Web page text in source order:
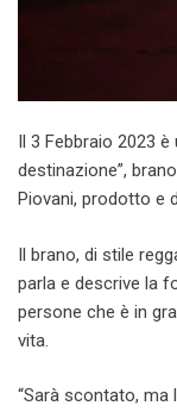
Il 3 Febbraio 2023
destinazione”,
Piovani, prodotto e
Il brano, di stile
parla e descrive la
persone che è in
vita.
“Sarà scontato, ma